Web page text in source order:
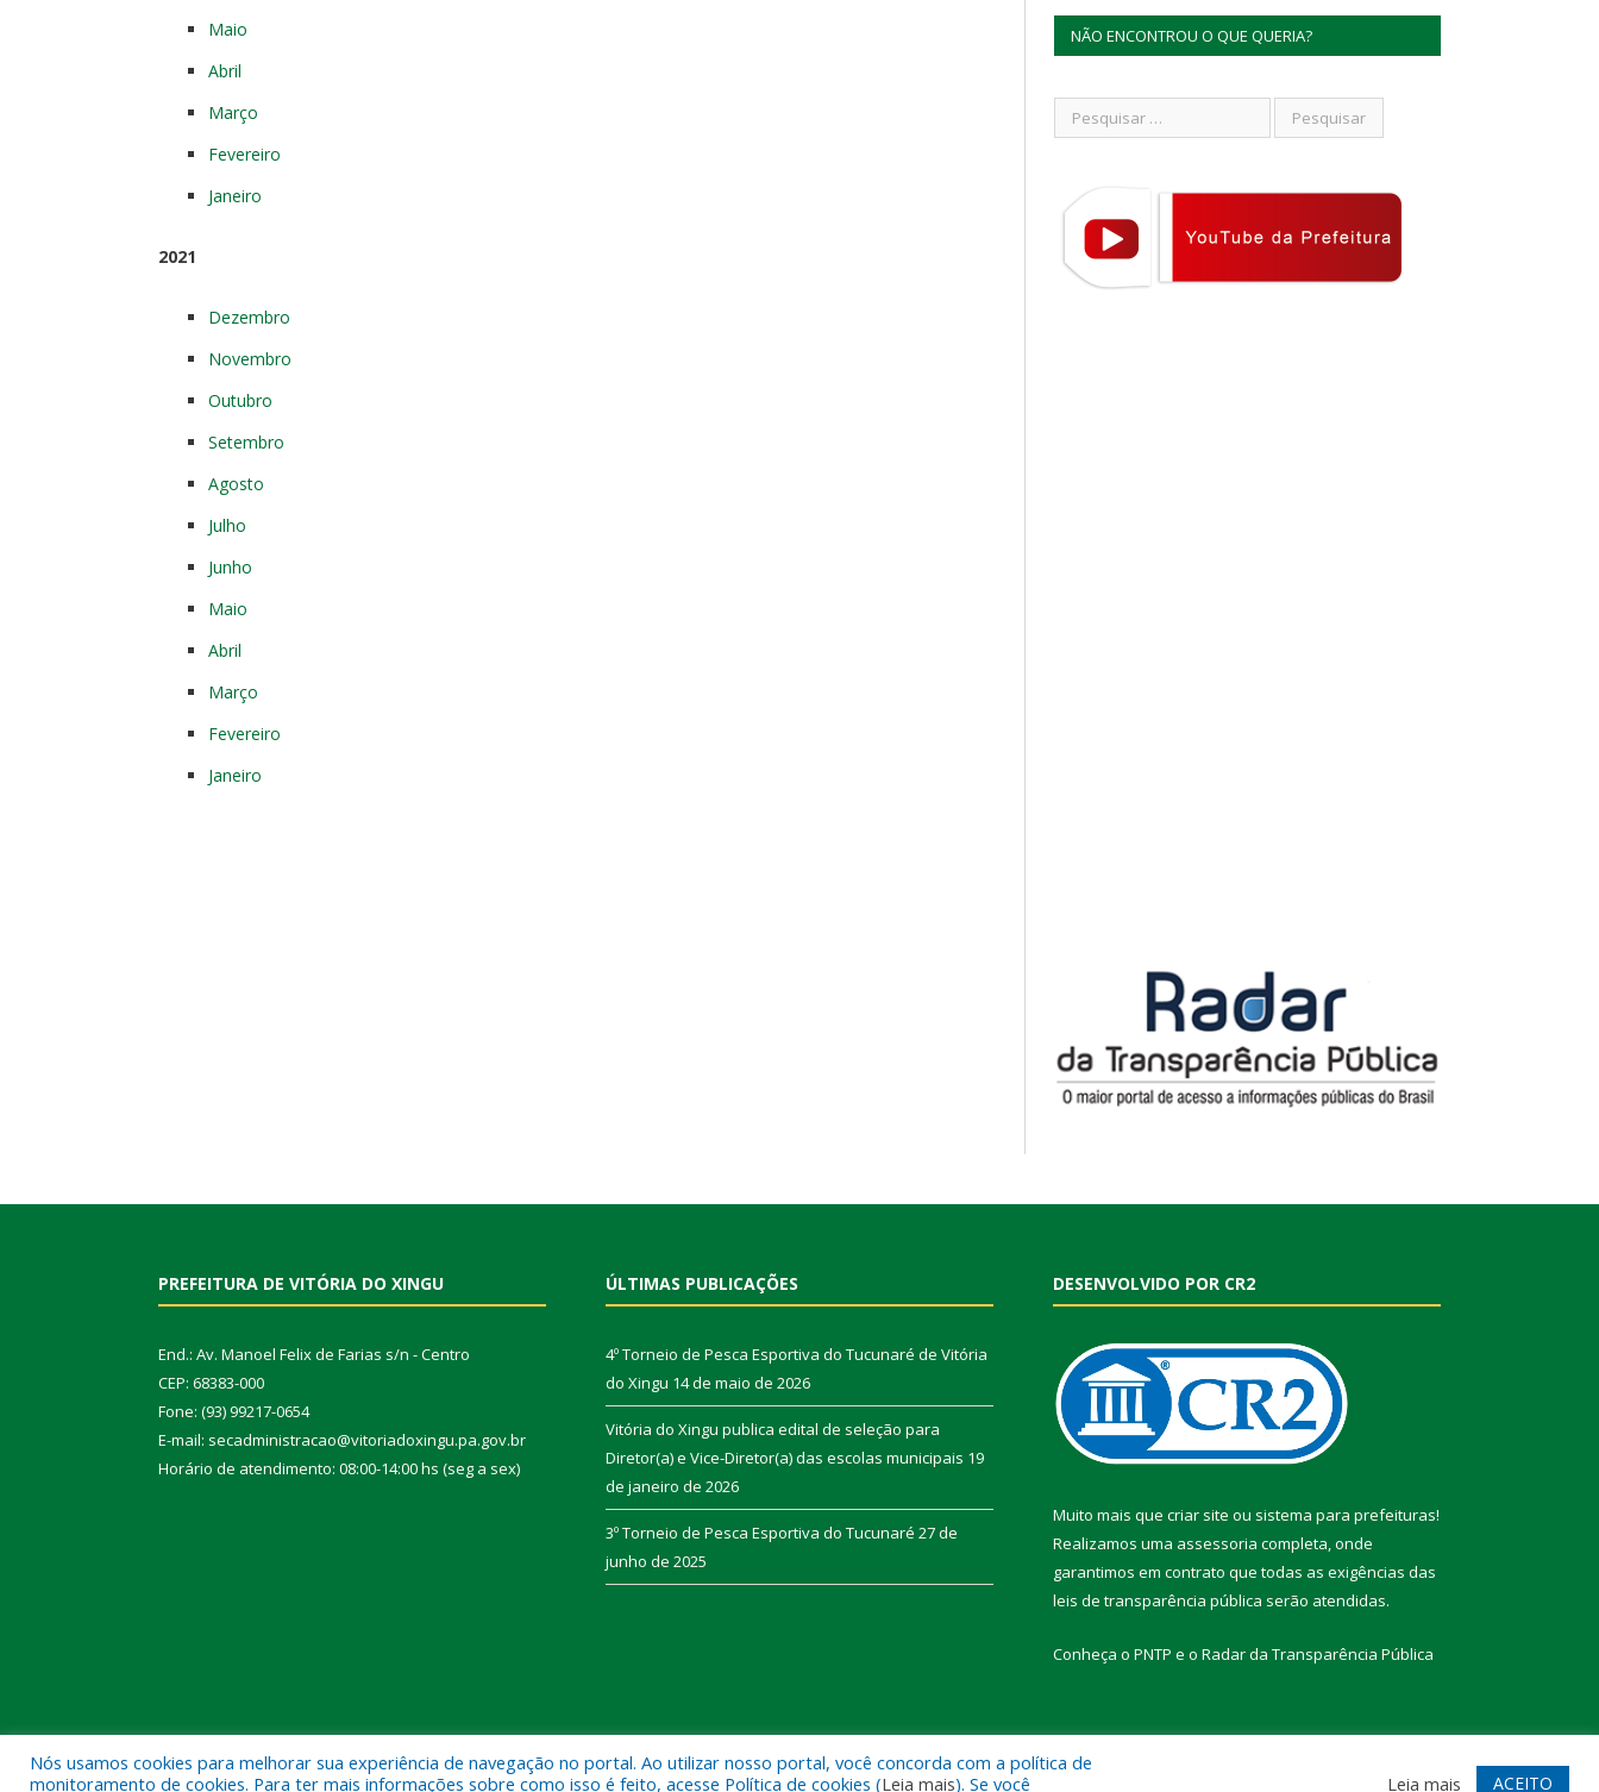
Maio
Abril
Março
Fevereiro
Janeiro
2021
Dezembro
Novembro
Outubro
Setembro
Agosto
Julho
Junho
Maio
Abril
Março
Fevereiro
Janeiro
NÃO ENCONTROU O QUE QUERIA?
PREFEITURA DE VITÓRIA DO XINGU
End.: Av. Manoel Felix de Farias s/n - Centro
CEP: 68383-000
Fone: (93) 99217-0654
E-mail: secadministracao@vitoriadoxingu.pa.gov.br
Horário de atendimento: 08:00-14:00 hs (seg a sex)
ÚLTIMAS PUBLICAÇÕES
4º Torneio de Pesca Esportiva do Tucunaré de Vitória
do Xingu 14 de maio de 2026
Vitória do Xingu publica edital de seleção para
Diretor(a) e Vice-Diretor(a) das escolas municipais 19
de janeiro de 2026
3º Torneio de Pesca Esportiva do Tucunaré 27 de
junho de 2025
DESENVOLVIDO POR CR2
Muito mais que criar site ou sistema para prefeituras!
Realizamos uma assessoria completa, onde
garantimos em contrato que todas as exigências das
leis de transparência pública serão atendidas.
Conheça o PNTP e o Radar da Transparência Pública
Todos os direitos reservados a Prefeitura Municipal de Vitória do Xingu. Mapa do Site Acessar Webmail
Nós usamos cookies para melhorar sua experiência de navegação no portal. Ao utilizar nosso portal, você concorda com a política de
monitoramento de cookies. Para ter mais informações sobre como isso é feito, acesse Política de cookies (Leia mais). Se você Leia mais ACEITO